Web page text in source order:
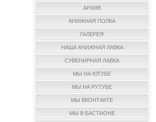
АРХИВ
КНИЖНАЯ ПОЛКА
ГАЛЕРЕЯ
НАША КНИЖНАЯ ЛАВКА
СУВЕНИРНАЯ ЛАВКА
МЫ НА ЮТУБЕ
МЫ НА РУТУБЕ
МЫ ВКОНТАКТЕ
МЫ В БАСТИОНЕ